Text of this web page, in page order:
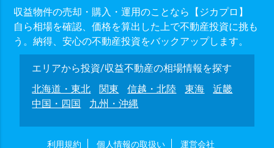
収益物件の売却・購入・運用のことなら【ジカプロ】
自ら相場を確認、価格を算出した上で不動産投資に挑も
う。納得、安心の不動産投資をバックアップします。
エリアから投資/収益不動産の相場情報を探す
北海道・東北
関東 信越・北陸 東海
近畿
中国・四国
九州・沖縄
利用規約 個人情報の取扱い 運営会社